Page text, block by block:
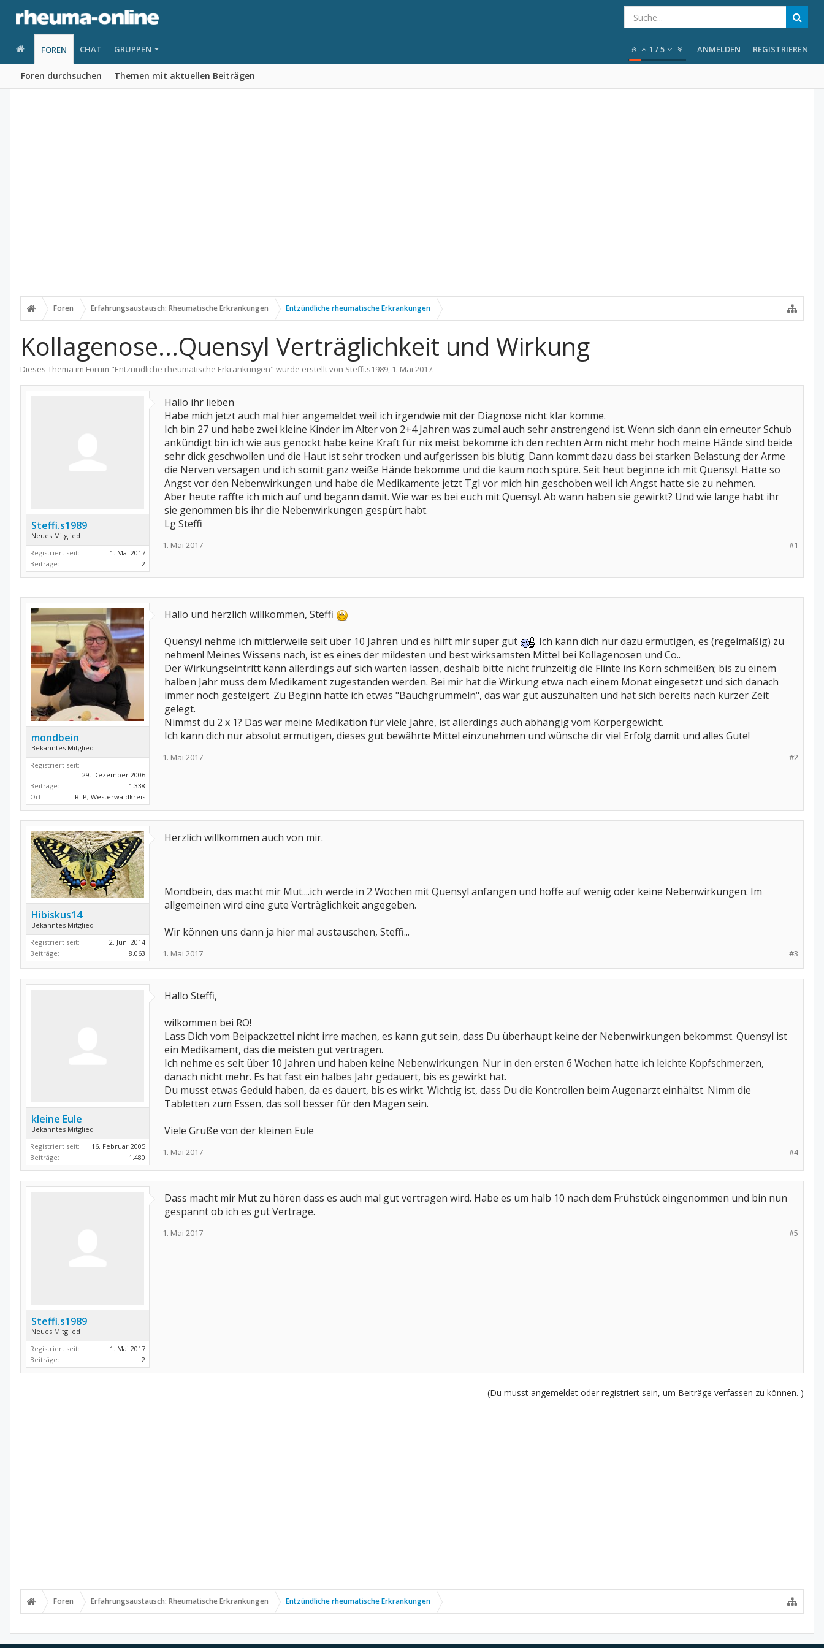
FOREN
Foren durchsuchen Themen mit aktuellen Beiträgen
CHAT GRUPPEN 1 /5 ANMELDEN REGISTRIEREN
Foren Erfahrungsaustausch: Rheumatische Erkrankungen Entzündliche rheumatische Erkrankungen
Kollagenose...Quensyl Verträglichkeit und Wirkung
Dieses Thema im Forum "Entzündliche rheumatische Erkrankungen" wurde erstellt von Steffi.s1989, 1. Mai 2017.
Steffi.s1989
Neues Mitglied
Registriert seit:
1. Mai 2017
Beiträge:
2
Hallo ihr lieben
Habe mich jetzt auch mal hier angemeldet weil ich irgendwie mit der Diagnose nicht klar komme.
Ich bin 27 und habe zwei kleine Kinder im Alter von 2+4 Jahren was zumal auch sehr anstrengend ist. Wenn sich dann ein erneuter Schub
ankündigt bin ich wie aus genockt habe keine Kraft für nix meist bekomme ich den rechten Arm nicht mehr hoch meine Hände sind beide
sehr dick geschwollen und die Haut ist sehr trocken und aufgerissen bis blutig. Dann kommt dazu dass bei starken Belastung der Arme
die Nerven versagen und ich somit ganz weiße Hände bekomme und die kaum noch spüre. Seit heut beginne ich mit Quensyl. Hatte so
Angst vor den Nebenwirkungen und habe die Medikamente jetzt Tgl vor mich hin geschoben weil ich Angst hatte sie zu nehmen.
Aber heute raffte ich mich auf und begann damit. Wie war es bei euch mit Quensyl. Ab wann haben sie gewirkt? Und wie lange habt ihr
sie genommen bis ihr die Nebenwirkungen gespürt habt.
Lg Steffi
#1
1. Mai 2017
mondbein
Bekanntes Mitglied
Registriert seit:
29. Dezember 2006
Beiträge:
1.338
Ort:
RLP, Westerwaldkreis
Hallo und herzlich willkommen, Steffi
Quensyl nehme ich mittlerweile seit über 10 Jahren und es hilft mir super gut
Ich kann dich nur dazu ermutigen, es (regelmäßig) zu
nehmen! Meines Wissens nach, ist es eines der mildesten und best wirksamsten Mittel bei Kollagenosen und Co..
Der Wirkungseintritt kann allerdings auf sich warten lassen, deshalb bitte nicht frühzeitig die Flinte ins Korn schmeißen; bis zu einem
halben Jahr muss dem Medikament zugestanden werden. Bei mir hat die Wirkung etwa nach einem Monat eingesetzt und sich danach
immer noch gesteigert. Zu Beginn hatte ich etwas "Bauchgrummeln", das war gut auszuhalten und hat sich bereits nach kurzer Zeit
gelegt.
Nimmst du 2 x 1? Das war meine Medikation für viele Jahre, ist allerdings auch abhängig vom Körpergewicht.
Ich kann dich nur absolut ermutigen, dieses gut bewährte Mittel einzunehmen und wünsche dir viel Erfolg damit und alles Gute!
#2
1. Mai 2017
Hibiskus14
Bekanntes Mitglied
Registriert seit:
2. Juni 2014
Beiträge:
8.063
Herzlich willkommen auch von mir.
Mondbein, das macht mir Mut....ich werde in 2 Wochen mit Quensyl anfangen und hoffe auf wenig oder keine Nebenwirkungen. Im
allgemeinen wird eine gute Verträglichkeit angegeben.
Wir können uns dann ja hier mal austauschen, Steffi...
#3
1. Mai 2017
kleine Eule
Bekanntes Mitglied
Registriert seit:
16. Februar 2005
Beiträge:
1.480
Hallo Steffi,
wilkommen bei RO!
Lass Dich vom Beipackzettel nicht irre machen, es kann gut sein, dass Du überhaupt keine der Nebenwirkungen bekommst. Quensyl ist
ein Medikament, das die meisten gut vertragen.
Ich nehme es seit über 10 Jahren und haben keine Nebenwirkungen. Nur in den ersten 6 Wochen hatte ich leichte Kopfschmerzen,
danach nicht mehr. Es hat fast ein halbes Jahr gedauert, bis es gewirkt hat.
Du musst etwas Geduld haben, da es dauert, bis es wirkt. Wichtig ist, dass Du die Kontrollen beim Augenarzt einhältst. Nimm die
Tabletten zum Essen, das soll besser für den Magen sein.
Viele Grüße von der kleinen Eule
#4
1. Mai 2017
Steffi.s1989
Neues Mitglied
Registriert seit:
1. Mai 2017
Beiträge:
2
Dass macht mir Mut zu hören dass es auch mal gut vertragen wird. Habe es um halb 10 nach dem Frühstück eingenommen und bin nun
gespannt ob ich es gut Vertrage.
#5
1. Mai 2017
(Du musst angemeldet oder registriert sein, um Beiträge verfassen zu können. )
Foren Erfahrungsaustausch: Rheumatische Erkrankungen Entzündliche rheumatische Erkrankungen